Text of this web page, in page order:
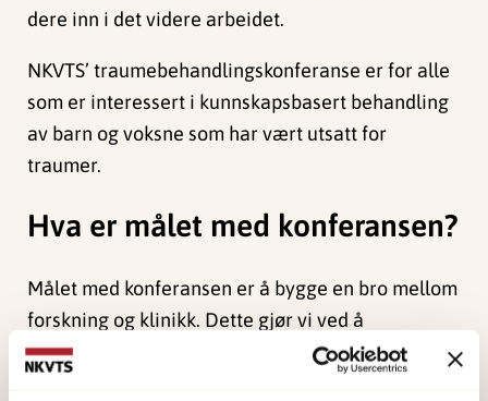
dere inn i det videre arbeidet.
NKVTS’ traumebehandlingskonferanse er for alle
som er interessert i kunnskapsbasert behandling
av barn og voksne som har vært utsatt for
traumer.
Hva er målet med konferansen?
Målet med konferansen er å bygge en bro mellom
forskning og klinikk. Dette gjør vi ved å
presentere kliniske implikasjoner av ny,